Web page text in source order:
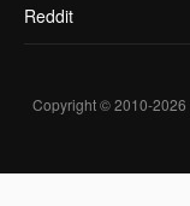
Reddit
Copyright © 2010-2026